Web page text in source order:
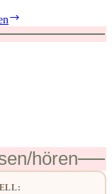
geheime
Vermächtnis
hören